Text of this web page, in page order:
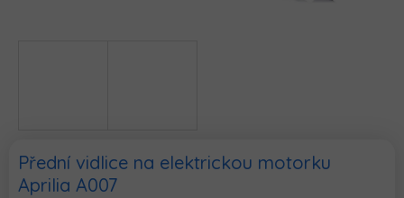
Přední vidlice na elektrickou motorku
Aprilia A007